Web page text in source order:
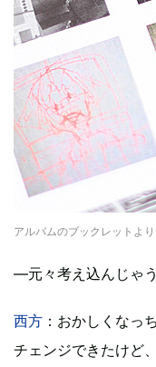
アルバムのブックレットより
―元々考え込んじゃ
西方 ：おかしくなっ
チェンジできたけど